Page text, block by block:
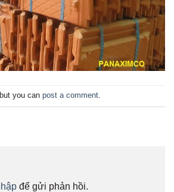
you can post a comment.
để gửi phản hồi.